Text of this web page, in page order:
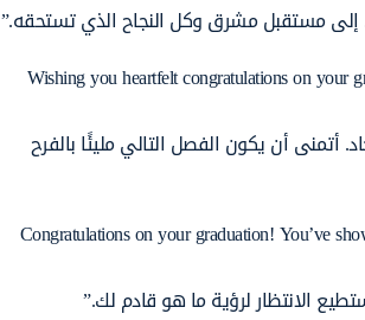
إلى مستقبل مشرق وكل النجاح الذي تستحقه.”
“Wishing you heartfelt congratulations on
أتمنى أن يكون الفصل التالي مليئًا بالفرح
“Congratulations on your graduation! You’ve
الانتظار لرؤية ما هو قادم لك.”